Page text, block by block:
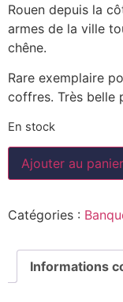
Rouen depuis la
armes de la ville
chêne.
Rare exemplaire
coffres. Très belle
En stock
Ajouter au panier
Catégories :
Informations